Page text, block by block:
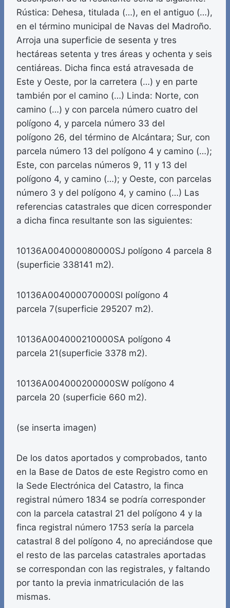
Rústica: Dehesa, titulada (…), en el antiguo (…),
en el término municipal de Navas del Madroño.
Arroja una superficie de sesenta y tres
hectáreas setenta y tres áreas y ochenta y seis
centiáreas. Dicha finca está atravesada de
Este y Oeste, por la carretera (…) y en parte
también por el camino (…) Linda: Norte, con
camino (…) y con parcela número cuatro del
polígono 4, y parcela número 33 del
polígono 26, del término de Alcántara; Sur, con
parcela número 13 del polígono 4 y camino (…);
Este, con parcelas números 9, 11 y 13 del
polígono 4, y camino (…); y Oeste, con parcelas
número 3 y del polígono 4, y camino (…) Las
referencias catastrales que dicen corresponder
a dicha finca resultante son las siguientes:
10136A004000080000SJ polígono 4 parcela 8
(superficie 338141 m2).
10136A004000070000SI polígono 4
parcela 7(superficie 295207 m2).
10136A004000210000SA polígono 4
parcela 21(superficie 3378 m2).
10136A004000200000SW polígono 4
parcela 20 (superficie 660 m2).
(se inserta imagen)
De los datos aportados y comprobados, tanto
en la Base de Datos de este Registro como en
la Sede Electrónica del Catastro, la finca
registral número 1834 se podría corresponder
con la parcela catastral 21 del polígono 4 y la
finca registral número 1753 sería la parcela
catastral 8 del polígono 4, no apreciándose que
el resto de las parcelas catastrales aportadas
se correspondan con las registrales, y faltando
por tanto la previa inmatriculación de las
mismas.